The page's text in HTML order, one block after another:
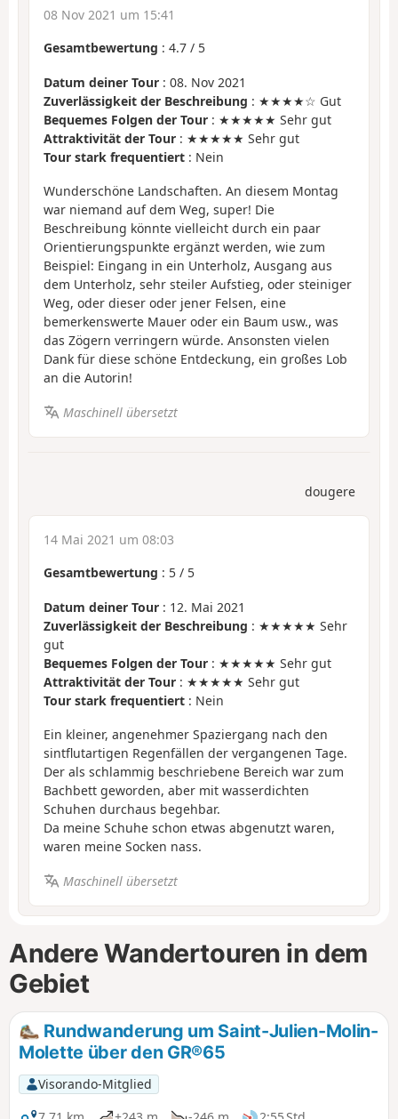
08 Nov 2021 um 15:41
Gesamtbewertung : 4.7 / 5
Datum deiner Tour : 08. Nov 2021
Zuverlässigkeit der Beschreibung : ★★★★☆ Gut
Bequemes Folgen der Tour : ★★★★★ Sehr gut
Attraktivität der Tour : ★★★★★ Sehr gut
Tour stark frequentiert : Nein
Wunderschöne Landschaften. An diesem Montag
war niemand auf dem Weg, super! Die
Beschreibung könnte vielleicht durch ein paar
Orientierungspunkte ergänzt werden, wie zum
Beispiel: Eingang in ein Unterholz, Ausgang aus
dem Unterholz, sehr steiler Aufstieg, oder steiniger
Weg, oder dieser oder jener Felsen, eine
bemerkenswerte Mauer oder ein Baum usw., was
das Zögern verringern würde. Ansonsten vielen
Dank für diese schöne Entdeckung, ein großes Lob
an die Autorin!
Maschinell übersetzt
dougere
14 Mai 2021 um 08:03
Gesamtbewertung : 5 / 5
Datum deiner Tour : 12. Mai 2021
Zuverlässigkeit der Beschreibung : ★★★★★ Sehr
gut
Bequemes Folgen der Tour : ★★★★★ Sehr gut
Attraktivität der Tour : ★★★★★ Sehr gut
Tour stark frequentiert : Nein
Ein kleiner, angenehmer Spaziergang nach den
sintflutartigen Regenfällen der vergangenen Tage.
Der als schlammig beschriebene Bereich war zum
Bachbett geworden, aber mit wasserdichten
Schuhen durchaus begehbar.
Da meine Schuhe schon etwas abgenutzt waren,
waren meine Socken nass.
Maschinell übersetzt
Andere Wandertouren in dem
Gebiet
Rundwanderung um Saint-Julien-Molin-
Molette über den GR®65
Visorando-Mitglied